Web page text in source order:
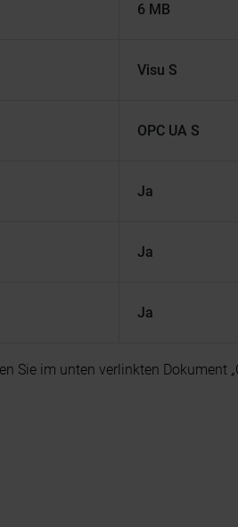
6 MB
Visu S
OPC UA S
Ja
Ja
Ja
im unten verlinkten Dokument